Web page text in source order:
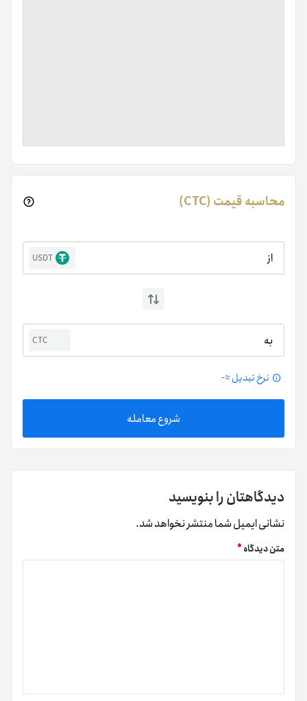
محاسبه قیمت (CTC)
از USDT
به CTC
نرخ تبدیل ≈-
شروع معامله
دیدگاهتان را بنویسید
نشانی ایمیل شما منتشر نخواهد شد.
متن دیدگاه*